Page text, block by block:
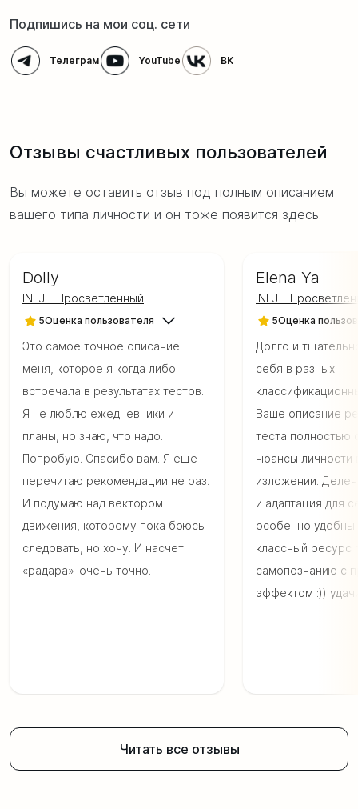
Подпишись на мои соц. сети
Телеграм YouTube ВК
Отзывы счастливых пользователей
Вы можете оставить отзыв под полным описанием
вашего типа личности и он тоже появится здесь.
Dolly
INFJ – Просветленный
5Оценка пользователя
Это самое точное описание
меня, которое я когда либо
встречала в результатах тестов.
Я не люблю ежедневники и
планы, но знаю, что надо.
Попробую. Спасибо вам. Я еще
перечитаю рекомендации не раз.
И подумаю над вектором
движения, которому пока боюсь
следовать, но хочу. И насчет
«радара»-очень точно.
Elena Ya
INFJ –
5Оценка
Долго и
себя в разных
Ваше описание
теста полностью
нюансы личности
изложении.
и адаптация для
особенно
классный ресурс
самопознанию с
эффектом :))
Читать все отзывы